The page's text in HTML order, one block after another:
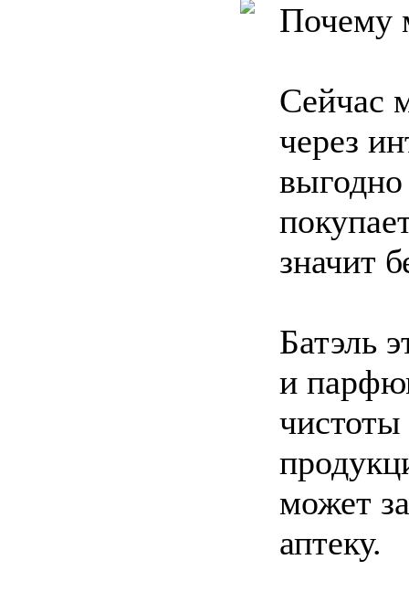
Почему
Сейчас
через
значит
Батэль
и
может
аптеку.